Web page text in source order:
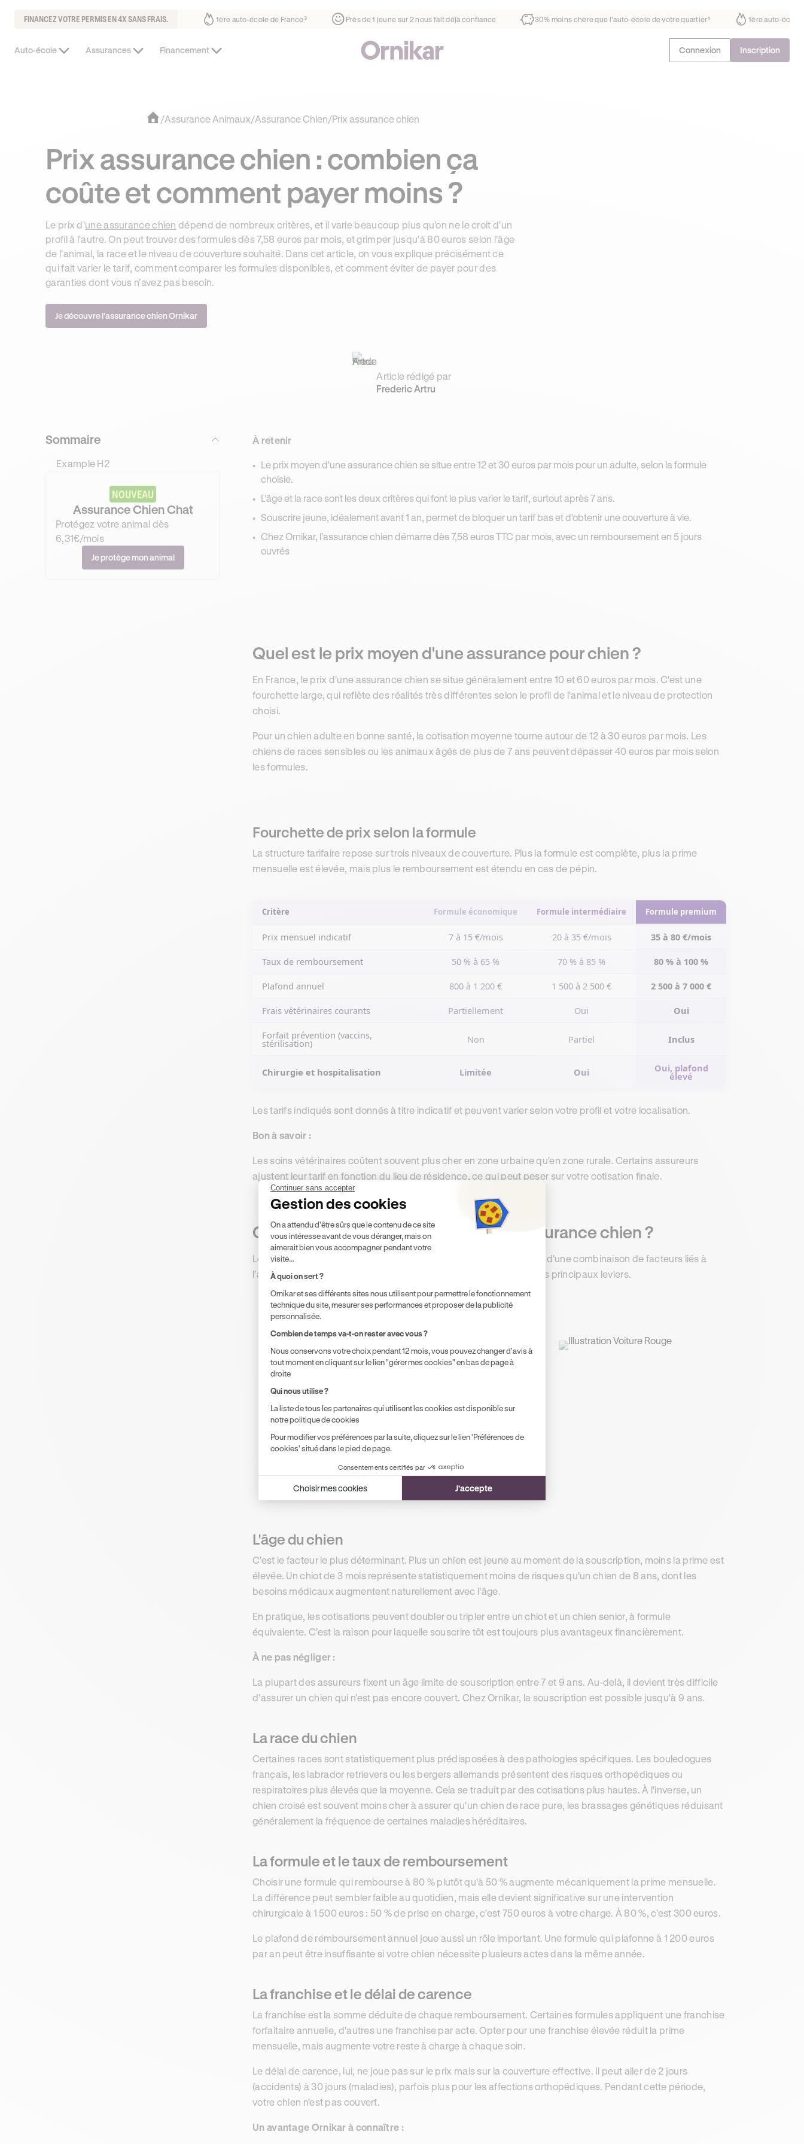
FINANCEZ VOTRE PERMIS EN 4X SANS FRAIS.
déjà confiance 30% moins chère que l’auto-école de votre quartier¹ 1ère auto-école de France³ Près de 1 jeune sur 2 nous fait déjà confiance 30% moins chère que l’auto-école de votre quartier
Auto-école Assurances Financement Connexion Inscription
/Assurance Animaux/Assurance Chien/Prix assurance chien
Prix assurance chien : combien ça
coûte et comment payer moins ?
Le prix d'une assurance chien dépend de nombreux critères, et il varie beaucoup plus qu'on ne le croit d'un
profil à l'autre. On peut trouver des formules dès 7,58 euros par mois, et grimper jusqu'à 80 euros selon l'âge
de l'animal, la race et le niveau de couverture souhaité. Dans cet article, on vous explique précisément ce
qui fait varier le tarif, comment comparer les formules disponibles, et comment éviter de payer pour des
garanties dont vous n'avez pas besoin.
Je découvre l'assurance chien Ornikar
Article rédigé par
Frederic Artru
Sommaire
Example H2
NOUVEAU
Assurance Chien Chat
Protégez votre animal dès
6,31€/mois
Je protège mon animal
À retenir
Le prix moyen d'une assurance chien se situe entre 12 et 30 euros par mois pour un adulte, selon la formule
choisie.
L'âge et la race sont les deux critères qui font le plus varier le tarif, surtout après 7 ans.
Souscrire jeune, idéalement avant 1 an, permet de bloquer un tarif bas et d'obtenir une couverture à vie.
Chez Ornikar, l'assurance chien démarre dès 7,58 euros TTC par mois, avec un remboursement en 5 jours
ouvrés
Quel est le prix moyen d'une assurance pour chien ?
En France, le prix d'une assurance chien se situe généralement entre 10 et 60 euros par mois. C'est une
fourchette large, qui reflète des réalités très différentes selon le profil de l'animal et le niveau de protection
choisi.
Pour un chien adulte en bonne santé, la cotisation moyenne tourne autour de 12 à 30 euros par mois. Les
chiens de races sensibles ou les animaux âgés de plus de 7 ans peuvent dépasser 40 euros par mois selon
les formules.
Fourchette de prix selon la formule
La structure tarifaire repose sur trois niveaux de couverture. Plus la formule est complète, plus la prime
mensuelle est élevée, mais plus le remboursement est étendu en cas de pépin.
Critère Formule économique Formule intermédiaire Formule premium
Prix mensuel indicatif 7 à 15 €/mois 20 à 35 €/mois 35 à 80 €/mois
Taux de remboursement 50 % à 65 % 70 % à 85 % 80 % à 100 %
Plafond annuel 800 à 1 200 € 1 500 à 2 500 € 2 500 à 7 000 €
Frais vétérinaires courants Partiellement Oui Oui
Forfait prévention (vaccins,
stérilisation) Non Partiel Inclus
Chirurgie et hospitalisation Limitée Oui Oui, plafond
élevé
Les tarifs indiqués sont donnés à titre indicatif et peuvent varier selon votre profil et votre localisation.
Bon à savoir :
Les soins vétérinaires coûtent souvent plus cher en zone urbaine qu'en zone rurale. Certains assureurs
ajustent leur tarif en fonction du lieu de résidence, ce qui peut peser sur votre cotisation finale.
Quels critères font varier le prix de l'assurance chien ?
Le tarif d'une assurance santé pour chien n'est jamais fixe. Il résulte d'une combinaison de facteurs liés à
l'animal, au contrat choisi et aux modalités d'indemnisation. Voici les principaux leviers.
NOUVEAU
ASSURANCE CHIEN CHAT
Protégez votre animal dès 6,31€/mois
ni franchise. Choisissez la formule adaptée à votre chien
ou votre chat.
Faire mon devis gratuitement
L'âge du chien
C'est le facteur le plus déterminant. Plus un chien est jeune au moment de la souscription, moins la prime est
élevée. Un chiot de 3 mois représente statistiquement moins de risques qu'un chien de 8 ans, dont les
besoins médicaux augmentent naturellement avec l'âge.
En pratique, les cotisations peuvent doubler ou tripler entre un chiot et un chien senior, à formule
équivalente. C'est la raison pour laquelle souscrire tôt est toujours plus avantageux financièrement.
À ne pas négliger :
La plupart des assureurs fixent un âge limite de souscription entre 7 et 9 ans. Au-delà, il devient très difficile
d'assurer un chien qui n'est pas encore couvert. Chez Ornikar, la souscription est possible jusqu'à 9 ans.
La race du chien
Certaines races sont statistiquement plus prédisposées à des pathologies spécifiques. Les bouledogues
français, les labrador retrievers ou les bergers allemands présentent des risques orthopédiques ou
respiratoires plus élevés que la moyenne. Cela se traduit par des cotisations plus hautes. À l'inverse, un
chien croisé est souvent moins cher à assurer qu'un chien de race pure, les brassages génétiques réduisant
généralement la fréquence de certaines maladies héréditaires.
La formule et le taux de remboursement
Choisir une formule qui rembourse à 80 % plutôt qu'à 50 % augmente mécaniquement la prime mensuelle.
La différence peut sembler faible au quotidien, mais elle devient significative sur une intervention
chirurgicale à 1 500 euros : 50 % de prise en charge, c'est 750 euros à votre charge. À 80 %, c'est 300 euros.
Le plafond de remboursement annuel joue aussi un rôle important. Une formule qui plafonne à 1 200 euros
par an peut être insuffisante si votre chien nécessite plusieurs actes dans la même année.
La franchise et le délai de carence
La franchise est la somme déduite de chaque remboursement. Certaines formules appliquent une franchise
forfaitaire annuelle, d'autres une franchise par acte. Opter pour une franchise élevée réduit la prime
mensuelle, mais augmente votre reste à charge à chaque soin.
Le délai de carence, lui, ne joue pas sur le prix mais sur la couverture effective. Il peut aller de 2 jours
(accidents) à 30 jours (maladies), parfois plus pour les affections orthopédiques. Pendant cette période,
votre chien n'est pas couvert.
Un avantage Ornikar à connaître :
Continuer sans accepter
Gestion des cookies
Plateforme de Gestion du Consentement : Personnalisez vos Options
On a attendu d'être sûrs que le contenu de ce site
vous intéresse avant de vous déranger, mais on
aimerait bien vous accompagner pendant votre
visite...
À quoi on sert ?
Ornikar et ses différents sites nous utilisent pour permettre le fonctionnement
technique du site, mesurer ses performances et proposer de la publicité
personnalisée.
Combien de temps va-t-on rester avec vous ?
Nous conservons votre choix pendant 12 mois, vous pouvez changer d'avis à
tout moment en cliquant sur le lien "gérer mes cookies" en bas de page à
droite
Qui nous utilise ?
La liste de tous les partenaires qui utilisent les cookies est disponible sur
notre politique de cookies
Pour modifier vos préférences par la suite, cliquez sur le lien 'Préférences de
cookies' situé dans le pied de page.
Consentements certifiés par
Choisir mes cookies J'accepte
Axeptio consent